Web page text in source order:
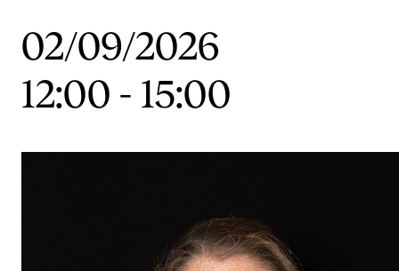
Årsstudium og videreutdanning
Etterutdanning og kurs
Talentutvikling
02/09/2026
12:00 - 15:00